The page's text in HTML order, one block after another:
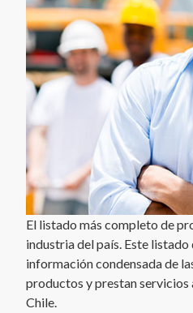
El listado más completo de
industria del país. Este
información condensada de
productos y prestan servicios
Chile.